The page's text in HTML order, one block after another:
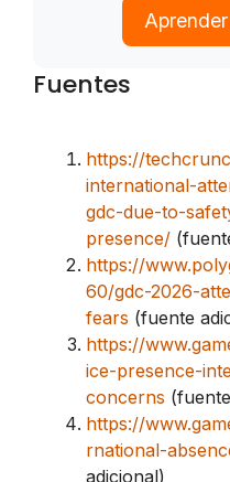
Fuentes
https://
international-
gdc-due-to-
presence/
https://
60/gdc-2026-
fears (fuente
https://
ice-presence-
concerns
https://
rnational-
adicional)